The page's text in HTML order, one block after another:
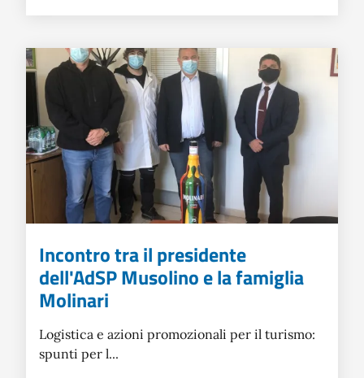
Incontro tra il presidente
dell'AdSP Musolino e la famiglia
Molinari
Logistica e azioni promozionali per il turismo:
spunti per l...